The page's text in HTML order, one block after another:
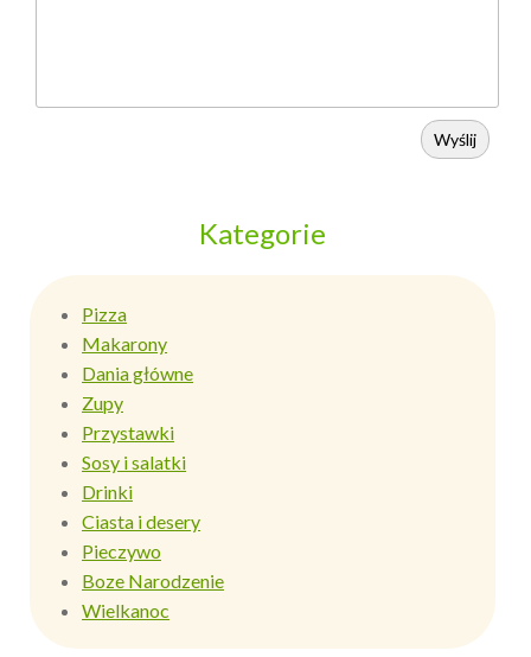
Wyślij
Kategorie
Pizza
Makarony
Dania główne
Zupy
Przystawki
Sosy i salatki
Drinki
Ciasta i desery
Pieczywo
Boze Narodzenie
Wielkanoc